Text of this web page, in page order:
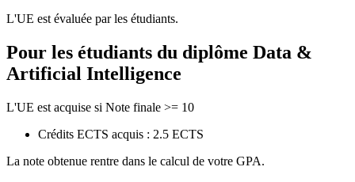
L'UE est évaluée par les étudiants.
Pour les étudiants du diplôme Data &
Artificial Intelligence
L'UE est acquise si Note finale >= 10
Crédits ECTS acquis : 2.5 ECTS
La note obtenue rentre dans le calcul de votre GPA.